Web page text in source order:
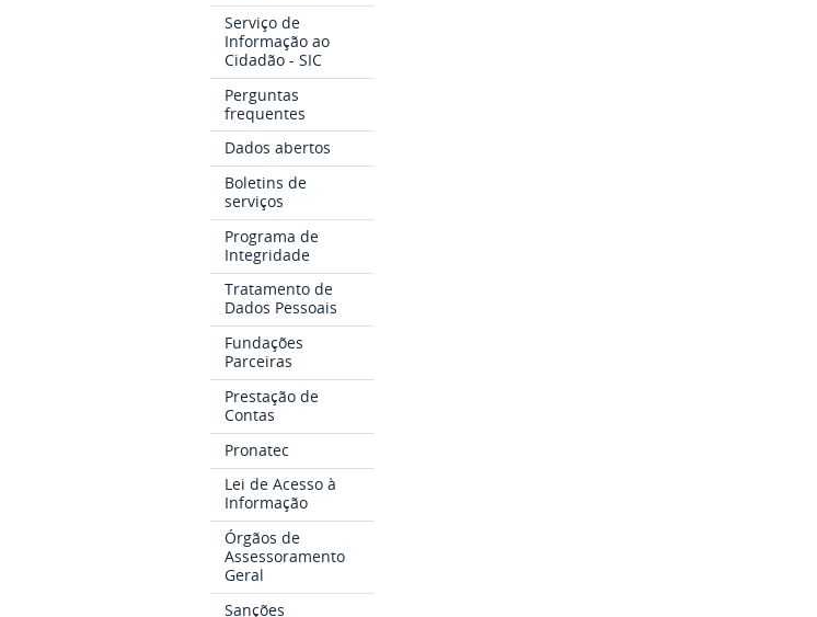
Serviço de
Informação ao
Cidadão - SIC
Perguntas
frequentes
Dados abertos
Boletins de
serviços
Programa de
Integridade
Tratamento de
Dados Pessoais
Fundações
Parceiras
Prestação de
Contas
Pronatec
Lei de Acesso à
Informação
Órgãos de
Assessoramento
Geral
Sanções